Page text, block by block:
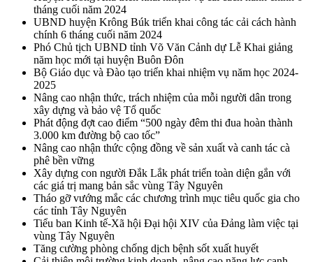
tháng cuối năm 2024
UBND huyện Krông Búk triển khai công tác cải cách hành
chính 6 tháng cuối năm 2024
Phó Chủ tịch UBND tỉnh Võ Văn Cảnh dự Lễ Khai giảng
năm học mới tại huyện Buôn Đôn
Bộ Giáo dục và Đào tạo triển khai nhiệm vụ năm học 2024-
2025
Nâng cao nhận thức, trách nhiệm của mỗi người dân trong
xây dựng và bảo vệ Tổ quốc
Phát động đợt cao điểm “500 ngày đêm thi đua hoàn thành
3.000 km đường bộ cao tốc”
Nâng cao nhận thức cộng đồng về sản xuất và canh tác cà
phê bền vững
Xây dựng con người Đắk Lắk phát triển toàn diện gắn với
các giá trị mang bản sắc vùng Tây Nguyên
Tháo gỡ vướng mắc các chương trình mục tiêu quốc gia cho
các tỉnh Tây Nguyên
Tiểu ban Kinh tế-Xã hội Đại hội XIV của Đảng làm việc tại
vùng Tây Nguyên
Tăng cường phòng chống dịch bệnh sốt xuất huyết